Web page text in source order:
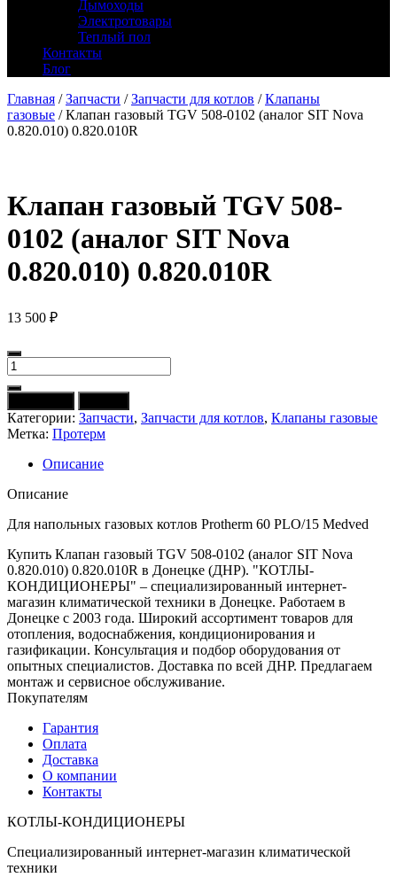
Дымоходы
Электротовары
Теплый пол
Контакты
Блог
Главная /Запчасти /Запчасти для котлов /Клапаны
газовые / Клапан газовый TGV 508-0102 (аналог SIT Nova
0.820.010) 0.820.010R
Клапан газовый TGV 508-
0102 (аналог SIT Nova
0.820.010) 0.820.010R
13 500 ₽
Количество
товара
Клапан
газовый
TGV
508-
0102
(аналог
SIT
0.820.010)
Категории: Запчасти, Запчасти для котлов, Клапаны газовые
Метка: Протерм
Описание
Описание
Для напольных газовых котлов Protherm 60 PLO/15 Medved
Купить Клапан газовый TGV 508-0102 (аналог SIT Nova
0.820.010) 0.820.010R в Донецке (ДНР). "КОТЛЫ-
КОНДИЦИОНЕРЫ" – специализированный интернет-
магазин климатической техники в Донецке. Работаем в
Донецке с 2003 года. Широкий ассортимент товаров для
отопления, водоснабжения, кондиционирования и
газификации. Консультация и подбор оборудования от
опытных специалистов. Доставка по всей ДНР. Предлагаем
монтаж и сервисное обслуживание.
Покупателям
Гарантия
Оплата
Доставка
О компании
Контакты
КОТЛЫ-КОНДИЦИОНЕРЫ
Специализированный интернет-магазин климатической
техники